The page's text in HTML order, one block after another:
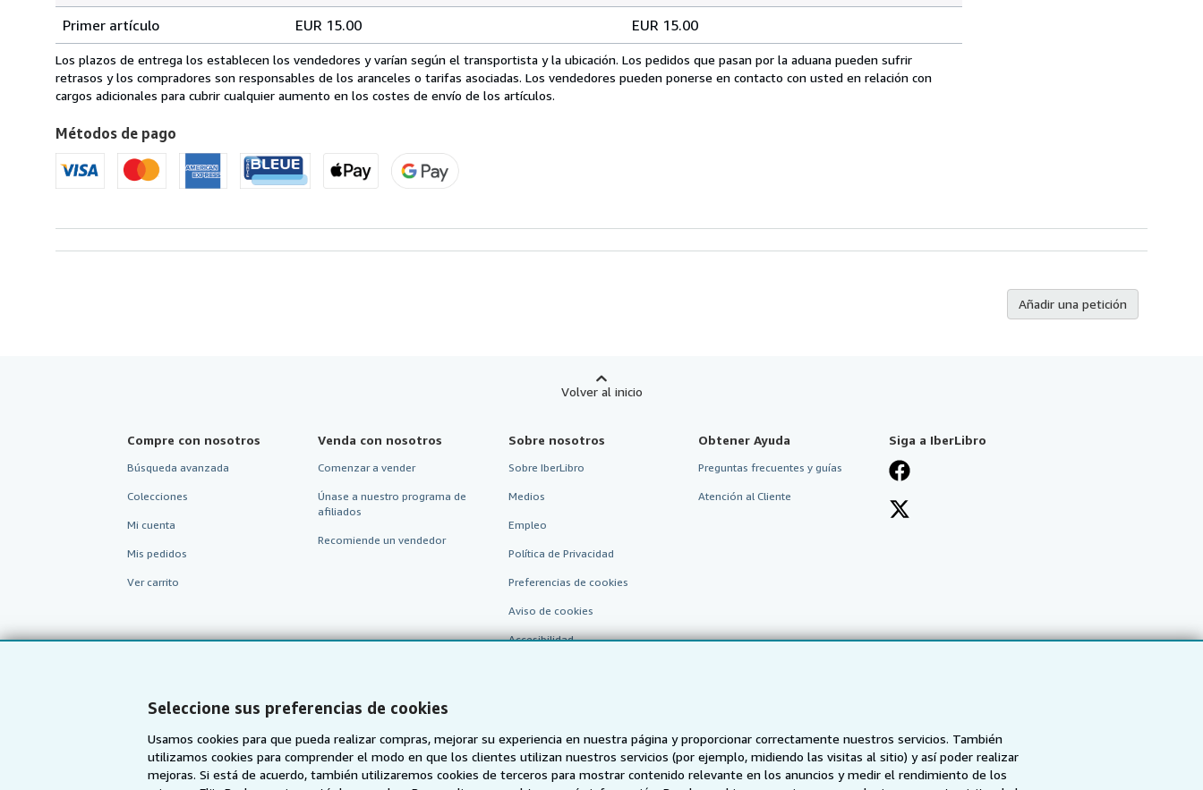
Seleccione sus preferencias de cookies
Usamos cookies para que pueda realizar compras, mejorar su experiencia en nuestra página y proporcionar correctamente nuestros servicios. También
utilizamos cookies para comprender el modo en que los clientes utilizan nuestros servicios (por ejemplo, midiendo las visitas al sitio) y así poder realizar
mejoras. Si está de acuerdo, también utilizaremos cookies de terceros para mostrar contenido relevante en los anuncios y medir el rendimiento de los
de
envío
de
Italia
Estados
Unidos
de
America
pedido
Primer artículo
EUR 15.00 EUR 15.00
Los plazos de entrega los establecen los vendedores y varían según el transportista y la ubicación. Los pedidos que pasan por la aduana pueden sufrir
retrasos y los compradores son responsables de los aranceles o tarifas asociadas. Los vendedores pueden ponerse en contacto con usted en relación con
cargos adicionales para cubrir cualquier aumento en los costes de envío de los artículos.
Métodos de pago
Añadir una petición
Volver al inicio
Compre con nosotros
Búsqueda avanzada
Colecciones
Mi cuenta
Mis pedidos
Ver carrito
Venda con nosotros
Comenzar a vender
Únase a nuestro programa de
afiliados
Recomiende un vendedor
Sobre nosotros
Sobre IberLibro
Medios
Empleo
Política de Privacidad
Preferencias de cookies
Aviso de cookies
Accesibilidad
Obtener Ayuda
Preguntas frecuentes y guías
Atención al Cliente
Siga a IberLibro